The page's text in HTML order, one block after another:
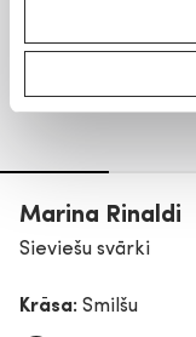
Marina Rinaldi
Sieviešu svārki
Krāsa: Smilšu